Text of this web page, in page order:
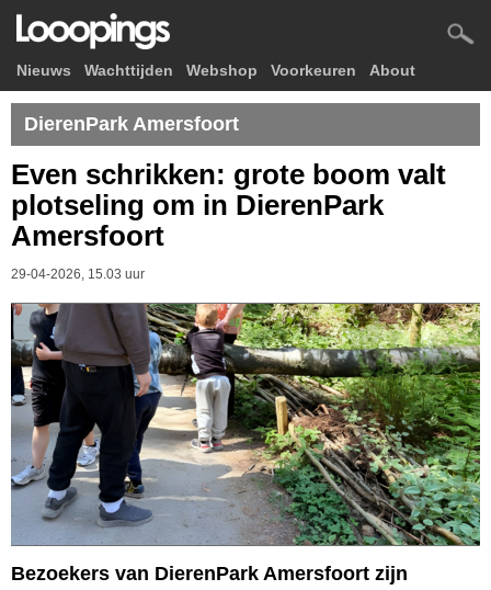
Nieuws Wachttijden Webshop Voorkeuren About
DierenPark Amersfoort
Even schrikken: grote boom valt
plotseling om in DierenPark
Amersfoort
29-04-2026, 15.03 uur
Bezoekers van DierenPark Amersfoort zijn